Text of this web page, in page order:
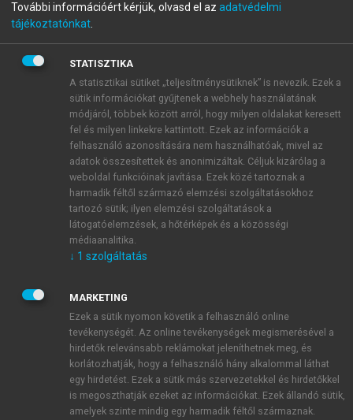
A regisztráció után apróbaidőszakautomatikusan
BELÉPÉS SAJÁT FIÓKKAL
ÚJ FIÓK LÉTREHOZÁSA
1 óra díjmentes hozzáférés
E-MAIL-CÍM
JELSZÓ
JELSZÓ ÚJRA
Kérek értesítést a MeRSZ újdonságairól, akcióiról.
További információért kérjük, olvasd el az adatvédelmi
tájékoztatónkat
STATISZTIKA
A statisztikai sütiket „teljesítménysütiknek” is nevezik. Ezek a
sütik információkat gyűjtenek a webhely használatának
módjáról, többek között arról, hogy milyen oldalakat keresett
fel és milyen linkekre kattintott. Ezek az információk a
felhasználó azonosítására nem használhatóak, mivel az
adatok összesítettek és anonimizáltak. Céljuk kizárólag a
weboldal funkcióinak javítása. Ezek közé tartoznak a
harmadik féltől származó elemzési szolgáltatásokhoz
tartozó sütik; ilyen elemzési szolgáltatások a
látogatóelemzések, a hőtérképek és a közösségi
médiaanalitika.
↓ 1 szolgáltatás
MARKETING
Ezek a sütik nyomon követik a felhasználó online
tevékenységét. Az online tevékenységek megismerésével a
hirdetők relevánsabb reklámokat jeleníthetnek meg, és
korlátozhatják, hogy a felhasználó hány alkalommal láthat
egy hirdetést. Ezek a sütik más szervezetekkel és hirdetőkkel
is megoszthatják ezeket az információkat. Ezek állandó sütik,
amelyek szinte mindig egy harmadik féltől származnak.